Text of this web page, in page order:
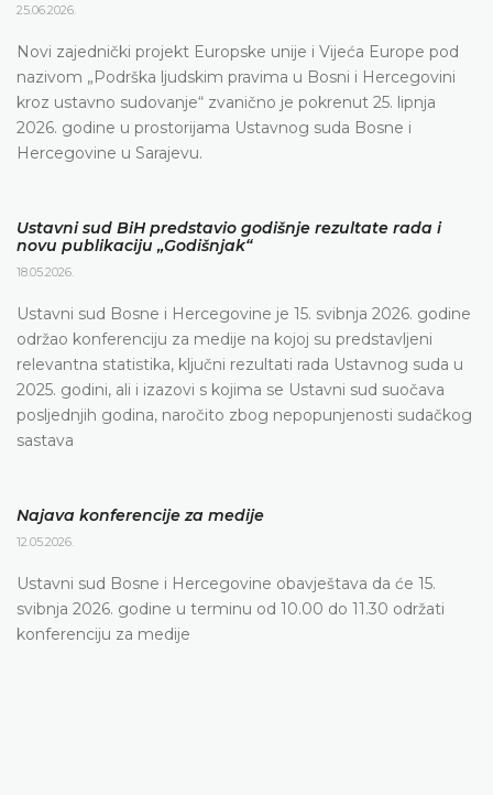
25.06.2026.
Novi zajednički projekt Europske unije i Vijeća Europe pod
nazivom „Podrška ljudskim pravima u Bosni i Hercegovini
kroz ustavno sudovanje“ zvanično je pokrenut 25. lipnja
2026. godine u prostorijama Ustavnog suda Bosne i
Hercegovine u Sarajevu.
Ustavni sud BiH predstavio godišnje rezultate rada i
novu publikaciju „Godišnjak“
18.05.2026.
Ustavni sud Bosne i Hercegovine je 15. svibnja 2026. godine
održao konferenciju za medije na kojoj su predstavljeni
relevantna statistika, ključni rezultati rada Ustavnog suda u
2025. godini, ali i izazovi s kojima se Ustavni sud suočava
posljednjih godina, naročito zbog nepopunjenosti sudačkog
sastava
Najava konferencije za medije
12.05.2026.
Ustavni sud Bosne i Hercegovine obavještava da će 15.
svibnja 2026. godine u terminu od 10.00 do 11.30 održati
konferenciju za medije